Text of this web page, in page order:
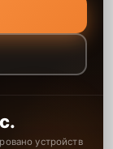
устройств